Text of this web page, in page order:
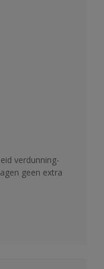
verdunning-
geen extra